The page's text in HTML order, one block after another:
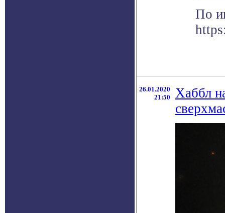
По
26.01.2020
21:50
Хаббл